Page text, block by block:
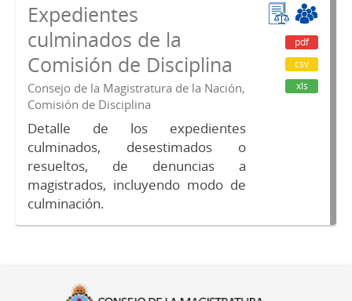
Expedientes
culminados de la
Comisión de Disciplina
Consejo de la Magistratura de la Nación,
Comisión de Disciplina
Detalle de los expedientes
culminados, desestimados o
resueltos, de denuncias a
magistrados, incluyendo modo de
culminación.
pdf
csv
xls